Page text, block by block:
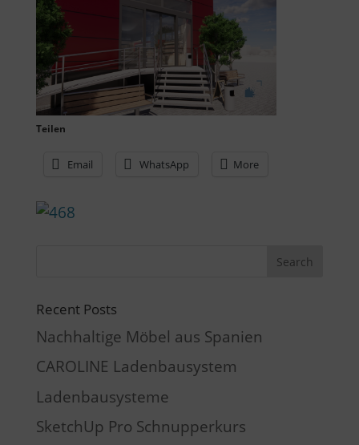
Teilen
Email WhatsApp More
Recent Posts
Nachhaltige Möbel aus Spanien
CAROLINE Ladenbausystem
Ladenbausysteme
SketchUp Pro Schnupperkurs